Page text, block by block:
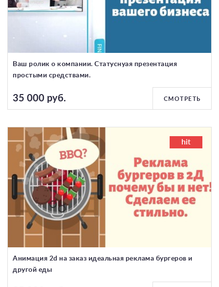
Ваш ролик о компании. Cтатуснуая презентация
простыми средствами.
35 000 руб. СМОТРЕТЬ
hit
Анимация 2d на заказ идеальная реклама бургеров и
другой еды